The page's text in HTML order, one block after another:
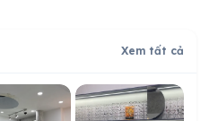
Xem tất cả